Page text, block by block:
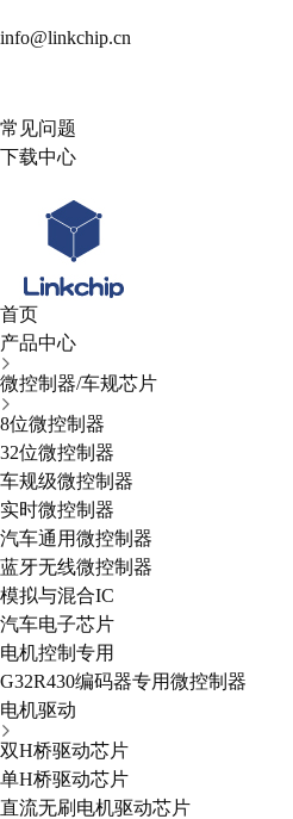
info@linkchip.cn
常见问题
下载中心
首页
产品中心
微控制器/车规芯片
8位微控制器
32位微控制器
车规级微控制器
实时微控制器
汽车通用微控制器
蓝牙无线微控制器
模拟与混合IC
汽车电子芯片
电机控制专用
G32R430编码器专用微控制器
电机驱动
双H桥驱动芯片
单H桥驱动芯片
直流无刷电机驱动芯片